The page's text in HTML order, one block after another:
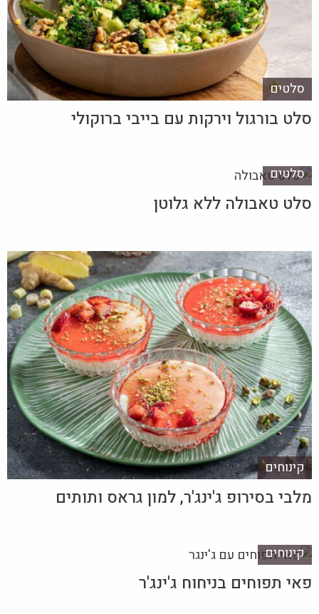
סלטים
סלט בורגול וירקות עם בייבי ברוקולי
סלטים
סלט טאבולה ללא גלוטן
קינוחים
מלבי בסירופ ג'ינג'ר, למון גראס ותותים
קינוחים
פאי תפוחים בניחוח ג'ינג'ר